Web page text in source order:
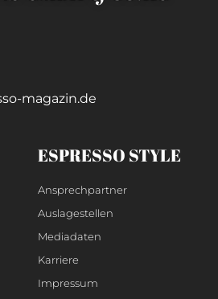
magazin.de
ESPRESSO STYLE
Ansprechpartner
Auslagestellen
Mediadaten
Karriere
Impressum